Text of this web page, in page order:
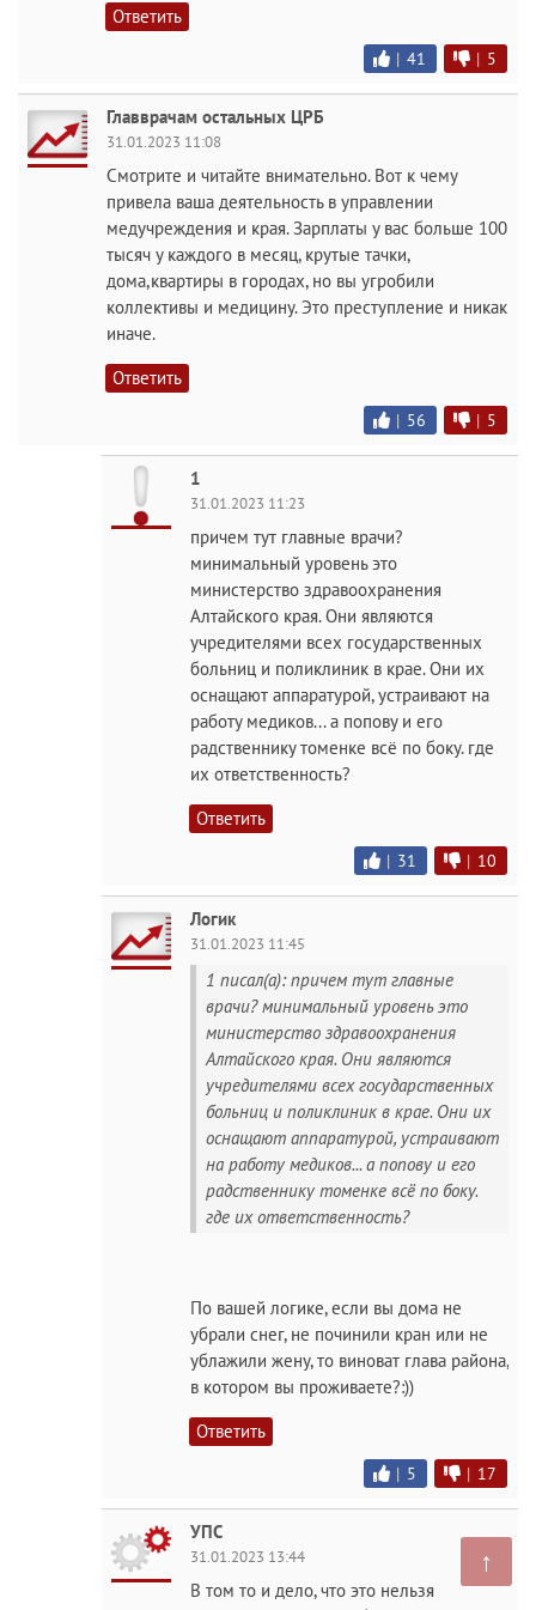
Ответить
| 41 | 5
Главврачам остальных ЦРБ
31.01.2023 11:08
Смотрите и читайте внимательно. Вот к чему
привела ваша деятельность в управлении
медучреждения и края. Зарплаты у вас больше 100
тысяч у каждого в месяц, крутые тачки,
дома,квартиры в городах, но вы угробили
коллективы и медицину. Это преступление и никак
иначе.
Ответить
| 56 | 5
1
31.01.2023 11:23
причем тут главные врачи?
минимальный уровень это
министерство здравоохранения
Алтайского края. Они являются
учредителями всех государственных
больниц и поликлиник в крае. Они их
оснащают аппаратурой, устраивают на
работу медиков... а попову и его
радственнику томенке всё по боку. где
их ответственность?
Ответить
| 31 | 10
Логик
31.01.2023 11:45
1 писал(а): причем тут главные
врачи? минимальный уровень это
министерство здравоохранения
Алтайского края. Они являются
учредителями всех государственных
больниц и поликлиник в крае. Они их
оснащают аппаратурой, устраивают
на работу медиков... а попову и его
радственнику томенке всё по боку.
где их ответственность?
По вашей логике, если вы дома не
убрали снег, не починили кран или не
ублажили жену, то виноват глава района,
в котором вы проживаете?:))
Ответить
| 5 | 17
УПС
31.01.2023 13:44
В том то и дело, что это нельзя
↑